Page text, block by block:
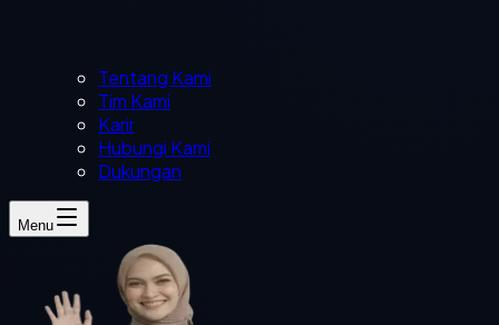
Tentang Kami
Tim Kami
Karir
Hubungi Kami
Dukungan
Menu